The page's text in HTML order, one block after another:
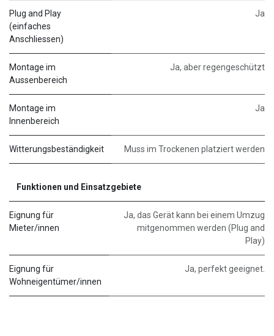
Plug and Play
(einfaches
Anschliessen)
Ja
Montage im
Aussenbereich
Ja, aber regengeschützt
Montage im
Innenbereich
Ja
Witterungsbeständigkeit Muss im Trockenen platziert werden
Funktionen und Einsatzgebiete
Eignung für
Mieter/innen
Ja, das Gerät kann bei einem Umzug
mitgenommen werden (Plug and
Play)
Eignung für
Wohneigentümer/innen
Ja, perfekt geeignet.